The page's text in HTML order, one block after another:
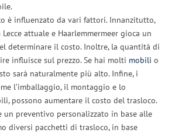
è influenzato da vari fattori. Innanzitutto,
attuale e Haarlemmermeer gioca un
determinare il costo. Inoltre, la quantità di
influisce sul prezzo. Se hai molti mobili o
sarà naturalmente più alto. Infine, i
l’imballaggio, il montaggio e lo
possono aumentare il costo del trasloco.
un preventivo personalizzato in base alle
diversi pacchetti di trasloco, in base